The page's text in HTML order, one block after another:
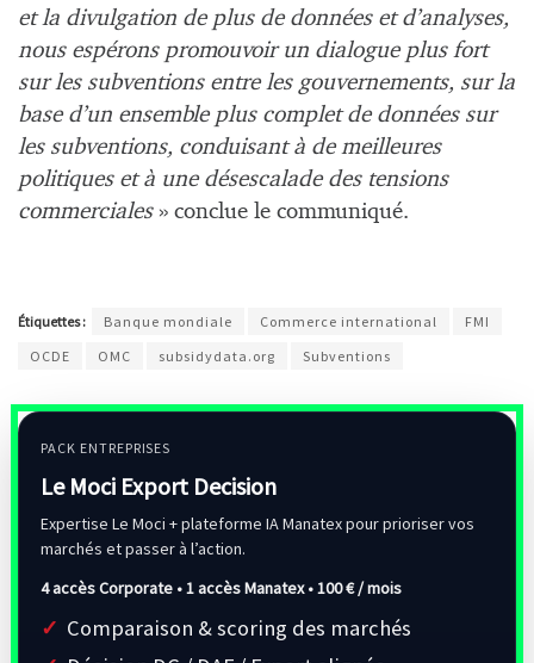
et la divulgation de plus de données et d’analyses,
nous espérons promouvoir un dialogue plus fort
sur les subventions entre les gouvernements, sur la
base d’un ensemble plus complet de données sur
les subventions, conduisant à de meilleures
politiques et à une désescalade des tensions
commerciales» conclue le communiqué.
Étiquettes : Banque mondiale Commerce international
FMI
OCDE
OMC subsidydata.org Subventions
PACK ENTREPRISES
Le Moci Export Decision
Expertise Le Moci + plateforme IA Manatex pour prioriser vos
marchés et passer à l’action.
4 accès Corporate • 1 accès Manatex •100 € / mois
Comparaison & scoring des marchés